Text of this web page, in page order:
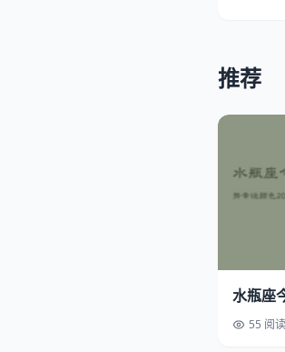
推荐
水瓶座
55 阅读